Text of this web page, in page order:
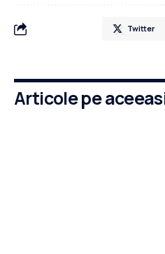
Twitter
Articole pe